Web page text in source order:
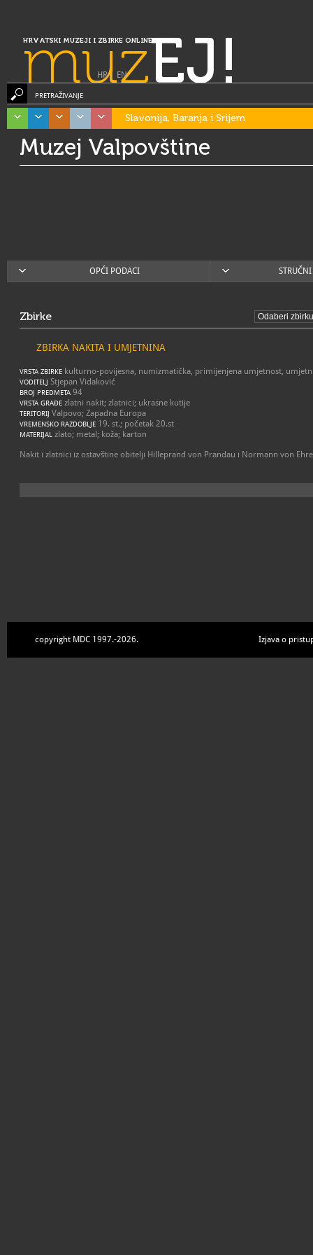
HRVATSKI MUZEJI I ZBIRKE ONLINE
muzEJ!
HR| EN
PRETRAŽIVANJE
Slavonija, Baranja i Srijem
Muzej Valpovštine
OPĆI PODACI
Zbirke
ZBIRKA NAKITA I UMJETNINA
VRSTA ZBIRKE kulturno-povijesna, numizmatička, primijenjena umjetnost,
VODITELJ Stjepan Vidaković
BROJ PREDMETA 94
VRSTA GRAĐE zlatni nakit; zlatnici; ukrasne kutije
TERITORIJ Valpovo; Zapadna Europa
VREMENSKO RAZDOBLJE 19. st.; početak 20.st
MATERIJAL zlato; metal; koža; karton
Nakit i zlatnici iz ostavštine obitelji Hilleprand von Prandau i Normann von
copyright MDC 1997.-2026. Izjava o